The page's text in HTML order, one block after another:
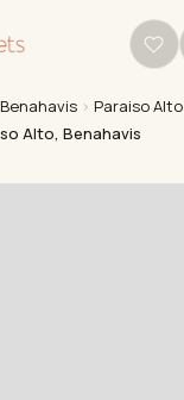
Benahavis › Paraiso Alto
Alto, Benahavis